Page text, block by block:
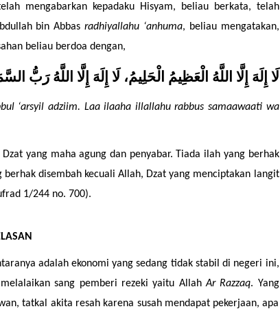
mengabarkan kepadaku Hisyam, beliau berkata, telah
bin Abbas radhiyallahu ‘anhuma, beliau mengatakan,
beliau berdoa dengan,
لَا إِلَهَ إِلَّا اللَّهُ الْعَظِيمُ الْحَلِيمُ، لَا إِلَهَ إِلَّا اللَّهُ
‘arsyil adziim. Laa ilaaha illallahu rabbus samaawaati wa
Dzat yang maha agung dan penyabar. Tiada ilah yang berhak
disembah kecuali Allah, Dzat yang menciptakan langit
1/244 no. 700).
adalah ekonomi yang sedang tidak stabil di negeri ini,
sang pemberi rezeki yaitu Allah Ar Razzaq. Yang
tatkal akita resah karena susah mendapat pekerjaan, apa